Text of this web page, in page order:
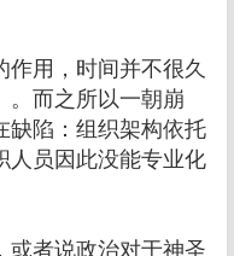
作用，时间并不很久
。而之所以一朝崩
缺陷：组织架构依托
人员因此没能专业化
或者说政治对于神圣